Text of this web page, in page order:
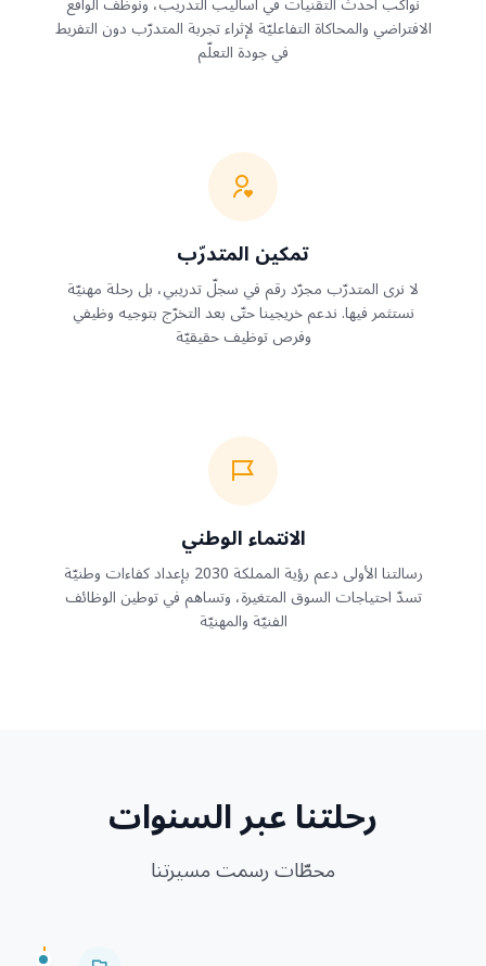
الافتراضي والمحاكاة التفاعليّة لإثراء تجربة المتدرّب دون التفريط
في جودة التعلّم
تمكين المتدرّب
لا نرى المتدرّب مجرّد رقم في سجلّ تدريبي، بل رحلة مهنيّة
نستثمر فيها. ندعم خريجينا حتّى بعد التخرّج بتوجيه وظيفي
وفرص توظيف حقيقيّة
الانتماء الوطني
رسالتنا الأولى دعم رؤية المملكة 2030 بإعداد كفاءات وطنيّة
تسدّ احتياجات السوق المتغيرة، وتساهم في توطين الوظائف
الفنيّة والمهنيّة
رحلتنا عبر السنوات
محطّات رسمت مسيرتنا